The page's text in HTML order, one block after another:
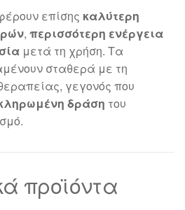
επίσης καλύτερη
, περισσότερη ενέργεια
μετά τη χρήση. Τα
σταθερά με τη
γεγονός που
δράση του
προϊόντα